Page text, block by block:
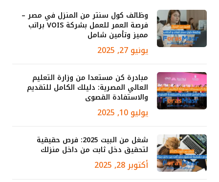
وظائف كول سنتر من المنزل في مصر –
فرصة العمر للعمل بشركة VOIS براتب
مميز وتأمين شامل
يونيو 27, 2025
مبادرة كن مستعدا من وزارة التعليم
العالي المصرية: دليلك الكامل للتقديم
والاستفادة القصوى
يوليو 10, 2025
شغل من البيت 2025: فرص حقيقية
لتحقيق دخل ثابت من داخل منزلك
أكتوبر 28, 2025